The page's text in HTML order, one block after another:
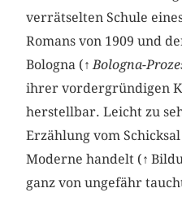
verrätselten Schule
Romans von 1909 und
Bologna (↑Bologna-
ihrer vordergründigen
herstellbar. Leicht zu
Erzählung vom
Moderne handelt (↑
ganz von ungefähr